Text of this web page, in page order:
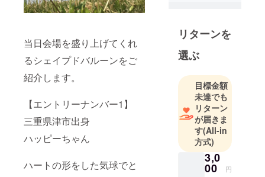
当日会場を盛り上げてくれ
るシェイプドバルーンをご
紹介します。
【エントリーナンバー1】
三重県津市出身
ハッピーちゃん
ハートの形をした気球でと
初めて乗っ
さんの気球
を飛んでい
る光景を初
めて見た
時、とても
感動しまし
た。当日は
鈴鹿バルー
リターンを
選ぶ
目標金額
未達でも
リターン
が届きま
す(All-in
方式)
3,0
00 円